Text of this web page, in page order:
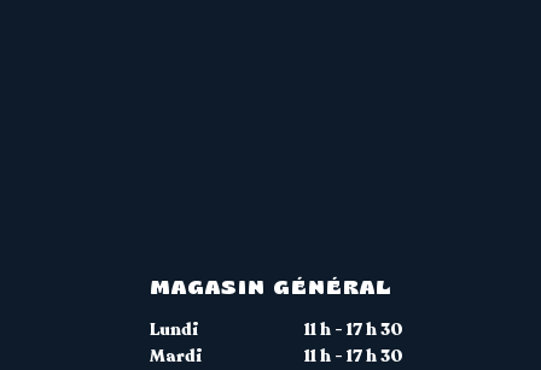
MAGASIN GÉNÉRAL
Lundi
11 h - 17 h 30
Mardi
11 h - 17 h 30